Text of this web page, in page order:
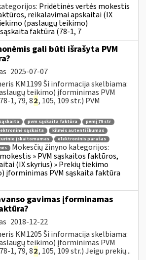
Pridėtinės vertės mokestis
reikalavimai apskaitai (IX
(paslaugų teikimo)
faktūra (78-1, 7
gali būti išrašyta PVM
2025-07-07
KM1199 Ši informacija skelbiama:
teikimo) įforminimas PVM
1, 79, 82, 105, 109 str.) PVM
sąskaita pvm sąskaita faktūra
pvmį 79 str
sąskaita
kilmės autentiškumas
įskaitomumas
elektroninis parašas
Mokesčių žinyno kategorijos:
» PVM sąskaitos faktūros,
(IX skyrius) » Prekių tiekimo
įforminimas PVM sąskaita faktūra
gavimas įforminamas
2018-12-22
KM1205 Ši informacija skelbiama:
teikimo) įforminimas PVM
1, 79, 82, 105, 109 str.) Jeigu prekių...